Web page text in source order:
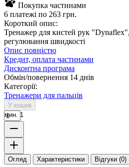
Покупка частинами
6 платежі по 263 грн.
Короткий опис:
Тренажер для кистей рук "Dynaflex",
регулювання швидкості
Опис повністю
Кредит, оплата частинами
Дисконтна програма
Обмін/повернення 14 днів
Категорії:
Тренажери для пальців
У кошик
мин. 1
Огляд Характеристики Відгуки (0)